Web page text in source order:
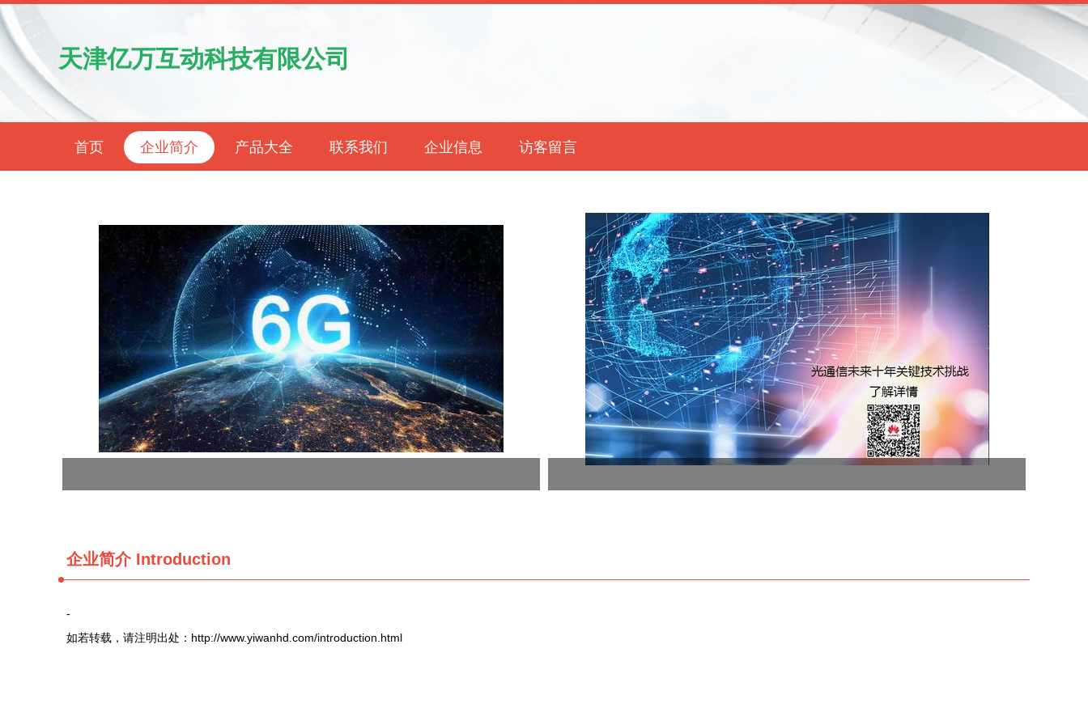
天津亿万互动科技有限公司
首页 企业简介 产品大全 联系我们 企业信息 访客留言
企业简介 Introduction
-
如若转载，请注明出处：http://www.yiwanhd.com/introduction.html